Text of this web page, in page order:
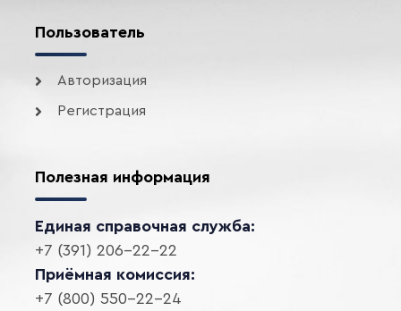
Пользователь
Авторизация
Регистрация
Полезная информация
Единая справочная служба:
+7 (391) 206-22-22
Приёмная комиссия:
+7 (800) 550-22-24